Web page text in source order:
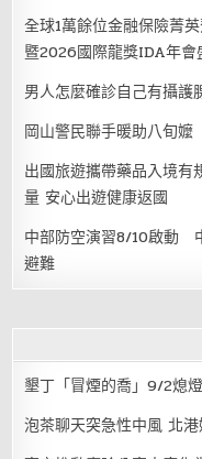
全球1萬餘位金融保險菁
暨2026國際龍獎IDA年會
男人怎麼確診自己有攝護
岡山警民聯手暖助八旬
出國旅遊攜帶藥品入境
量 安心出遊健康返國
中部防空演習8/10啟動
避難
墾丁「冒煙的喬」9/2熄
泡茶聊天突急性中風 北